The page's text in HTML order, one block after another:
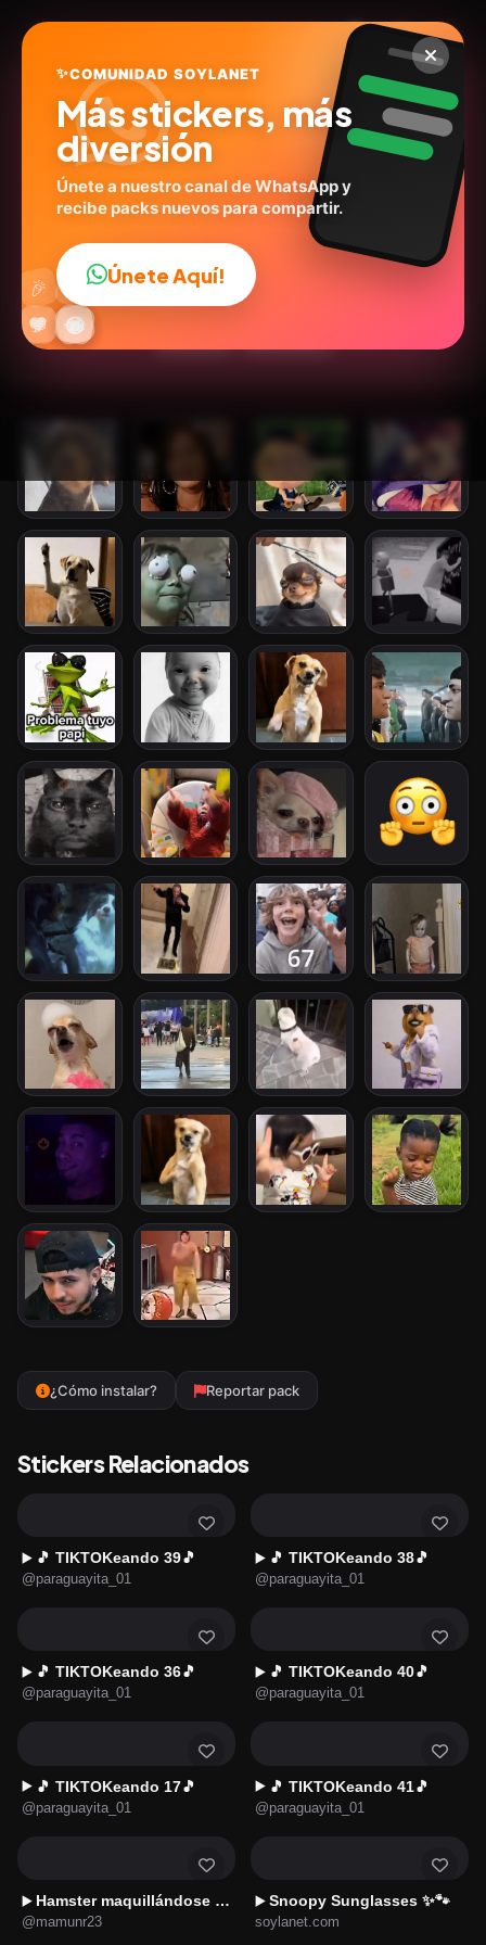
🎵 TIKTOKeando 44🎵
@paraguayita_01
30stickers Animados Memes
¿Cómo instalar? Reportar pack
Stickers Relacionados
▶️ 🎵 TIKTOKeando 39🎵
@paraguayita_01
▶️ 🎵 TIKTOKeando 38🎵
@paraguayita_01
▶️ 🎵 TIKTOKeando 36🎵
@paraguayita_01
▶️ 🎵 TIKTOKeando 40🎵
@paraguayita_01
▶️ 🎵 TIKTOKeando 17🎵
@paraguayita_01
▶️ 🎵 TIKTOKeando 41🎵
@paraguayita_01
▶️ Hamster maquillándose 🐭🖌️💋
@mamunr23
▶️ Snoopy Sunglasses ✨🐾
soylanet.com
😎
😂
🔥
💬
❤️ ✨
🤩
😜
🎉 👍
✨COMUNIDAD SOYLANET
Más stickers, más
diversión
Únete a nuestro canal de WhatsApp y
recibe packs nuevos para compartir.
Únete Aquí!